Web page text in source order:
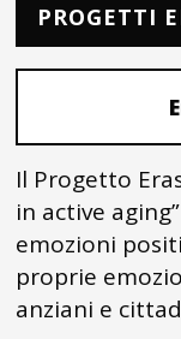
PROGETTI
Il Progetto
in active
emozioni
proprie
anziani e